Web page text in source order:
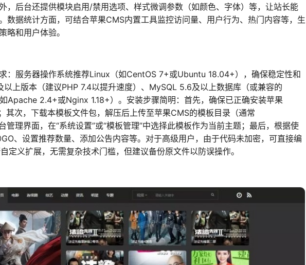
，后台还提供模块启用/禁用选项、样式微调参数（如颜色、字体）等，让站长能
数据统计方面，可结合苹果CMS内置工具监控访问量、用户行为、热门内容等，生
略和用户体验。
：服务器操作系统推荐Linux（如CentOS 7+或Ubuntu 18.04+），确保稳定性和
以上版本（建议PHP 7.4以提升速度）、MySQL 5.6及以上数据库（或兼容的
Apache 2.4+或Nginx 1.18+）。安装步骤简明：首先，确保已正确安装苹果
其次，下载本模板文件包，解压后上传至苹果CMS的模板目录（通常
理界面，在“系统设置”或“模板管理”中选择此模板作为当前主题；最后，根据使
、设置推荐数量、添加公告内容等。对于高级用户，由于代码未加密，可直接编
定义扩展，无需复杂技术门槛，但建议备份原文件以防误操作。